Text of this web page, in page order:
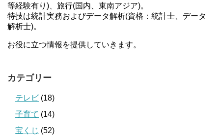
等経験有り)、旅行(国内、東南アジア)。
特技は統計実務およびデータ解析(資格：統計士、データ
解析士)。
お役に立つ情報を提供していきます。
カテゴリー
テレビ (18)
子育て (14)
宝くじ (52)